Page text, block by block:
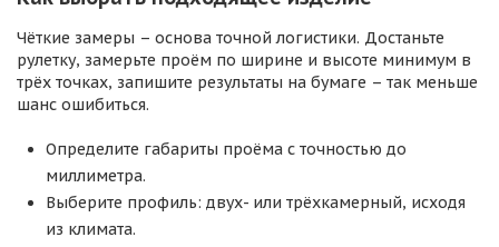
Чёткие замеры – основа точной логистики. Достаньте
рулетку, замерьте проём по ширине и высоте минимум в
трёх точках, запишите результаты на бумаге – так меньше
шанс ошибиться.
Определите габариты проёма с точностью до
миллиметра.
Выберите профиль: двух- или трёхкамерный, исходя
из климата.